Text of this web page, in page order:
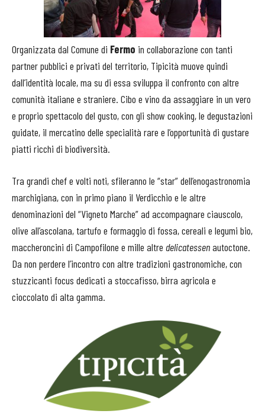
Organizzata dal Comune di Fermo in collaborazione con tanti
partner pubblici e privati del territorio, Tipicità muove quindi
dall’identità locale, ma su di essa sviluppa il confronto con altre
comunità italiane e straniere. Cibo e vino da assaggiare in un vero
e proprio spettacolo del gusto, con gli show cooking, le degustazioni
guidate, il mercatino delle specialità rare e l’opportunità di gustare
piatti ricchi di biodiversità.
Tra grandi chef e volti noti, sfileranno le “star” dell’enogastronomia
marchigiana, con in primo piano il Verdicchio e le altre
denominazioni del “Vigneto Marche” ad accompagnare ciauscolo,
olive all’ascolana, tartufo e formaggio di fossa, cereali e legumi bio,
maccheroncini di Campofilone e mille altre delicatessenautoctone.
Da non perdere l’incontro con altre tradizioni gastronomiche, con
stuzzicanti focus dedicati a stoccafisso, birra agricola e
cioccolato di alta gamma.